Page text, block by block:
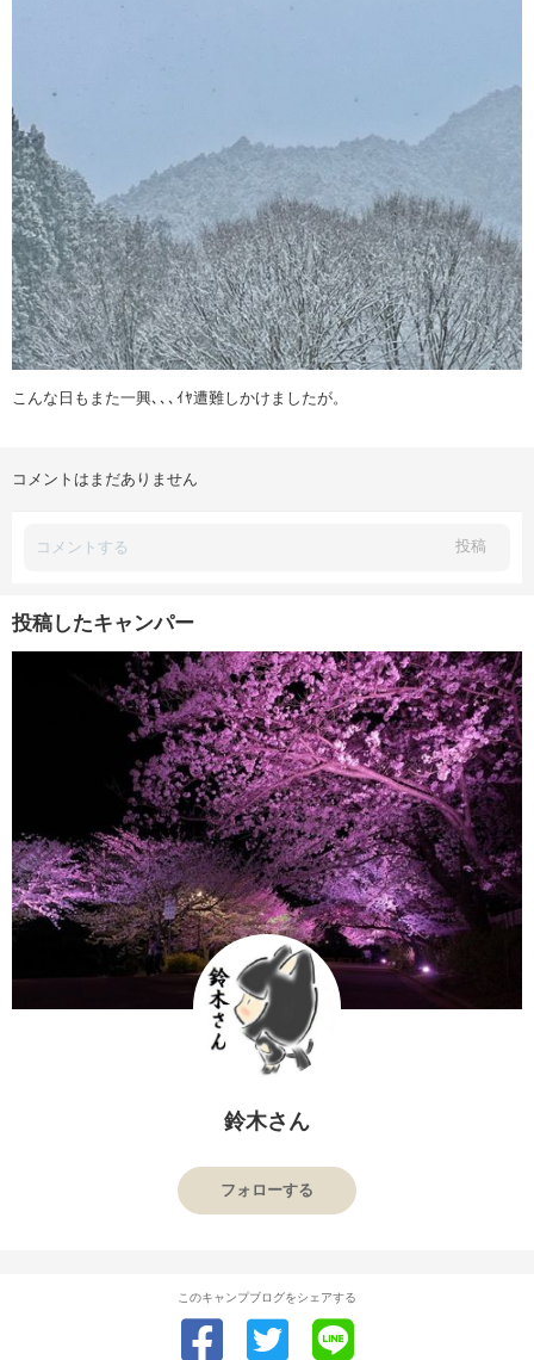
こんな日もまた一興､､､ｲﾔ遭難しかけましたが。
コメントはまだありません
投稿
投稿したキャンパー
鈴木さん
フォローする
このキャンプブログをシェアする